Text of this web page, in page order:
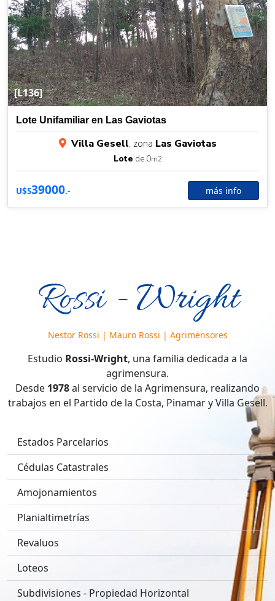
[L136]
Lote Unifamiliar en Las Gaviotas
Villa Gesell, zona Las Gaviotas
Lote de 0m2
U$S39000.- más info
Rossi - Wright
Nestor Rossi | Mauro Rossi | Agrimensores
Estudio Rossi-Wright, una familia dedicada a la
agrimensura.
Desde 1978al servicio de la Agrimensura, realizando
trabajos en el Partido de la Costa, Pinamar y Villa Gesell.
Estados Parcelarios
Cédulas Catastrales
Amojonamientos
Planialtimetrías
Revaluos
Loteos
Subdivisiones - Propiedad Horizontal